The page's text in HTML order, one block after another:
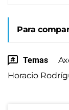
Para
Temas
Horacio